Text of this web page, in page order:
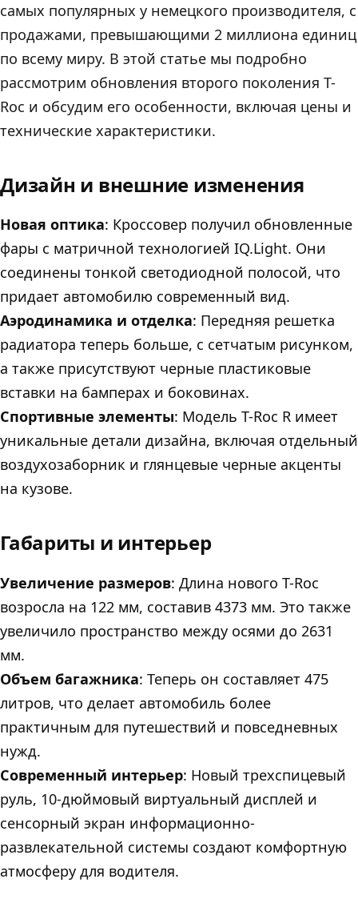
самых популярных у немецкого производителя, с
продажами, превышающими 2 миллиона единиц
по всему миру. В этой статье мы подробно
рассмотрим обновления второго поколения T-
Roc и обсудим его особенности, включая цены и
технические характеристики.
Дизайн и внешние изменения
Новая оптика: Кроссовер получил обновленные
фары с матричной технологией IQ.Light. Они
соединены тонкой светодиодной полосой, что
придает автомобилю современный вид.
Аэродинамика и отделка: Передняя решетка
радиатора теперь больше, с сетчатым рисунком,
а также присутствуют черные пластиковые
вставки на бамперах и боковинах.
Спортивные элементы: Модель T-Roc R имеет
уникальные детали дизайна, включая отдельный
воздухозаборник и глянцевые черные акценты
на кузове.
Габариты и интерьер
Увеличение размеров: Длина нового T-Roc
возросла на 122 мм, составив 4373 мм. Это также
увеличило пространство между осями до 2631
мм.
Объем багажника: Теперь он составляет 475
литров, что делает автомобиль более
практичным для путешествий и повседневных
нужд.
Современный интерьер: Новый трехспицевый
руль, 10-дюймовый виртуальный дисплей и
сенсорный экран информационно-
развлекательной системы создают комфортную
атмосферу для водителя.